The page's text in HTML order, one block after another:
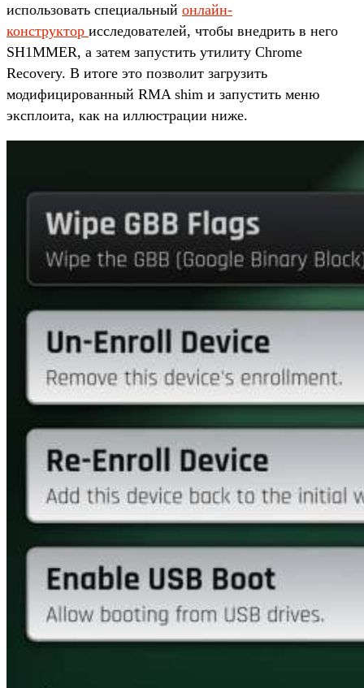
использовать специальный онлайн-
конструктор исследователей, чтобы внедрить в него
SH1MMER, а затем запустить утилиту Chrome
Recovery. В итоге это позволит загрузить
модифицированный RMA shim и запустить меню
эксплоита, как на иллюстрации ниже.